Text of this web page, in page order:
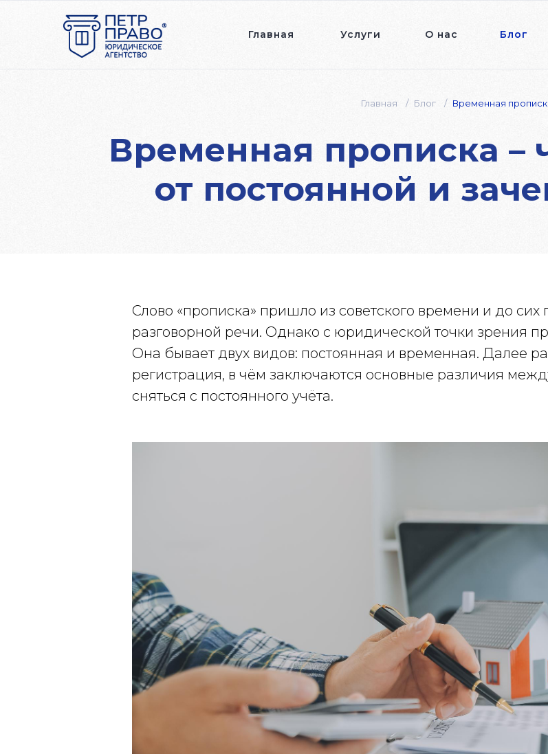
Главная /
Временная прописка –
от постоянной и
Главная Услуги О нас
Блог
Блог
/ Временная
Слово «прописка» пришло из советского времени и до сих
разговорной речи. Однако с юридической точки зрения
Она бывает двух видов: постоянная и временная. Далее
регистрация, в чём заключаются основные различия
сняться с постоянного учёта.